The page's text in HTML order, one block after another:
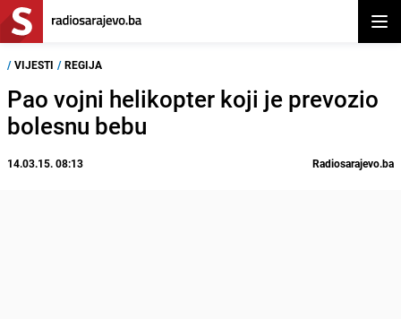
/ VIJESTI / REGIJA
Pao vojni helikopter koji je prevozio
bolesnu bebu
14.03.15. 08:13 Radiosarajevo.ba